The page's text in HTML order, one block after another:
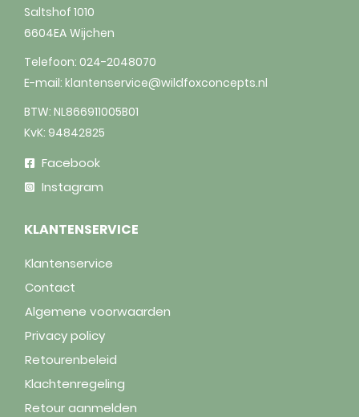
Saltshof 1010
6604EA Wijchen
Telefoon: 024-2048070
E-mail: klantenservice@wildfoxconcepts.nl
BTW: NL866911005B01
KvK: 94842825
Facebook
Instagram
KLANTENSERVICE
Klantenservice
Contact
Algemene voorwaarden
Privacy policy
Retourenbeleid
Klachtenregeling
Retour aanmelden